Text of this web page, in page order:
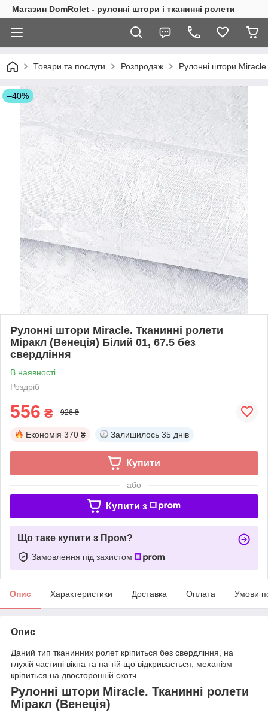
Магазин DomRolet - рулонні штори і тканинні ролети
Товари та послуги Розпродаж Рулонні штори
–40%
Рулонні штори Miracle. Тканинні ролети
Міракл (Венеція) Білий 01, 67.5 без
свердління
В наявності
Роздріб
556 ₴ 926 ₴
Економія 370 ₴ Залишилось 35 днів
Купити
або
Купити з
Що таке купити з Пром?
Замовлення під захистом
Опис Характеристики Доставка Оплата Умови
Опис
Даний тип тканинних ролет кріпиться без свердління, на
глухій частині вікна та на тій що відкривається, механізм
кріпиться на двосторонній скотч.
Рулонні штори Miracle. Тканинні ролети
Міракл (Венеція)